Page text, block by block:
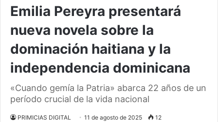
Emilia Pereyra presentará
nueva novela sobre la
dominación haitiana y la
independencia dominicana
«Cuando gemía la Patria» abarca 22 años de un
período crucial de la vida nacional
PRIMICIAS DIGITAL 11 de agosto de 2025 12